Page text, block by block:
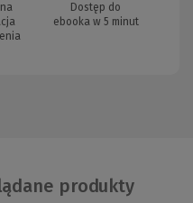
Dostęp do
ebooka w 5 minut
produkty